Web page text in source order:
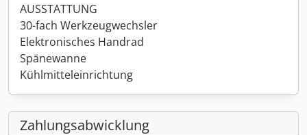
AUSSTATTUNG
30-fach Werkzeugwechsler
Elektronisches Handrad
Spänewanne
Kühlmitteleinrichtung
Zahlungsabwicklung